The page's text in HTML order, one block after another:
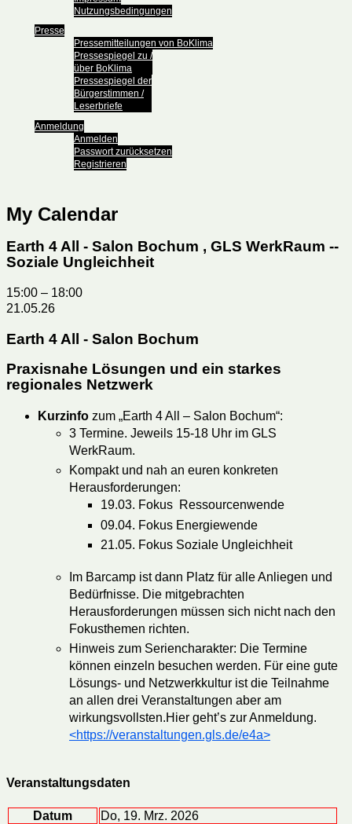
Nutzungsbedingungen
Presse
Pressemitteilungen von BoKlima
Pressespiegel zu /
über BoKlima
Pressespiegel der
Bürgerstimmen /
Leserbriefe
Anmeldung
Anmelden
Passwort zurücksetzen
Registrieren
My Calendar
Earth 4 All - Salon Bochum , GLS WerkRaum --
Soziale Ungleichheit
15:00 – 18:00
21.05.26
Earth 4 All - Salon Bochum
Praxisnahe Lösungen und ein starkes
regionales Netzwerk
Kurzinfo zum „Earth 4 All – Salon Bochum“:
3 Termine. Jeweils 15-18 Uhr im GLS
WerkRaum.
Kompakt und nah an euren konkreten
Herausforderungen:
19.03. Fokus Ressourcenwende
09.04. Fokus Energiewende
21.05. Fokus Soziale Ungleichheit
Im Barcamp ist dann Platz für alle Anliegen und
Bedürfnisse. Die mitgebrachten
Herausforderungen müssen sich nicht nach den
Fokusthemen richten.
Hinweis zum Seriencharakter: Die Termine
können einzeln besuchen werden. Für eine gute
Lösungs- und Netzwerkkultur ist die Teilnahme
an allen drei Veranstaltungen aber am
wirkungsvollsten.Hier geht’s zur Anmeldung.
<https://veranstaltungen.gls.de/e4a>
Veranstaltungsdaten
Datum
Do, 19. Mrz. 2026